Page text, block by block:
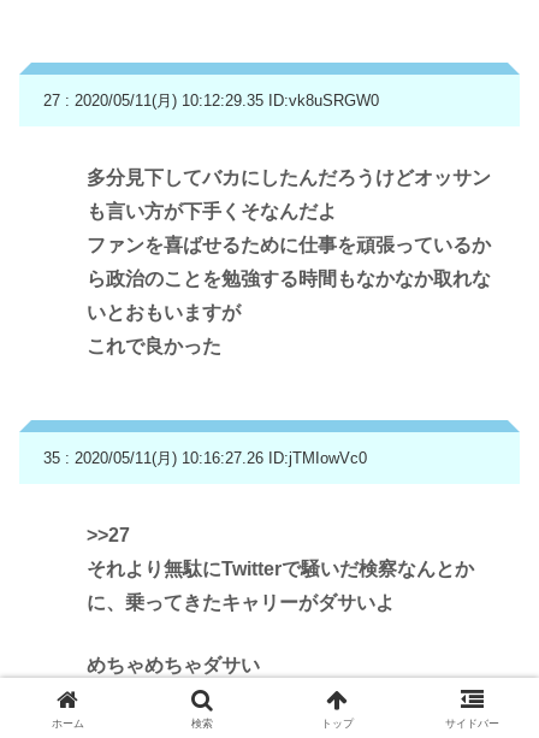
27 : 2020/05/11(月) 10:12:29.35 ID:vk8uSRGW0
多分見下してバカにしたんだろうけどオッサン
も言い方が下手くそなんだよ
ファンを喜ばせるために仕事を頑張っているか
ら政治のことを勉強する時間もなかなか取れな
いとおもいますが
これで良かった
35 : 2020/05/11(月) 10:16:27.26 ID:jTMIowVc0
>>27
それより無駄にTwitterで騒いだ検察なんとか
に、乗ってきたキャリーがダサいよ
めちゃめちゃダサい
ホーム 検索 トップ サイドバー